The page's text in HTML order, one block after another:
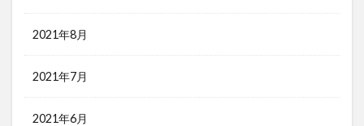
2021年8月
2021年7月
2021年6月